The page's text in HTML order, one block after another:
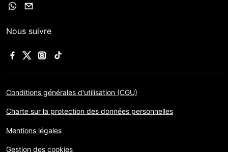
Nous suivre
Conditions générales d'utilisation (CGU)
Charte sur la protection des données personnelles
Mentions légales
Gestion des cookies